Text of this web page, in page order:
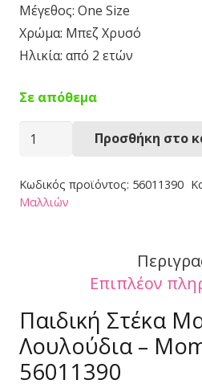
Μέγεθος: One Size
Χρώμα: Μπεζ Χρυσό
Ηλικία: από 2 ετών
Σε απόθεμα
Στέκα
56011390
ποσότητα
Προσθήκη στο
Κωδικός προϊόντος: 56011390
Μαλλιών
Επιπλέον
Παιδική Στέκα
Λουλούδια –
56011390